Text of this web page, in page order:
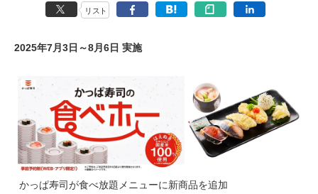
リスト
2025年7月3日～8月6日 実施
かっぱ寿司が食べ放題メニューに新商品を追加